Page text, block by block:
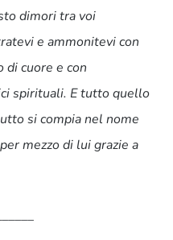
dimori tra voi
e ammonitevi con
di cuore e con
spirituali. E tutto quello
si compia nel nome
mezzo di lui grazie a